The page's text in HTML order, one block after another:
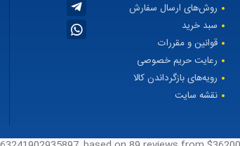
روش‌های ارسال سفارش
سبد خرید
قوانین و مقررات
رعایت حریم خصوصی
رویه‌های بازگرداندن کالا
نقشه سایت